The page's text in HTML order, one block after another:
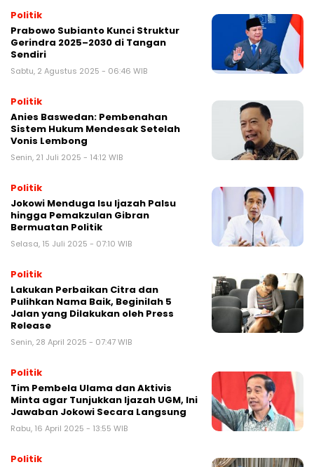
Politik
Prabowo Subianto Kunci Struktur
Gerindra 2025–2030 di Tangan
Sendiri
Sabtu, 2 Agustus 2025 - 06:46 WIB
Politik
Anies Baswedan: Pembenahan
Sistem Hukum Mendesak Setelah
Vonis Lembong
Senin, 21 Juli 2025 - 14:12 WIB
Politik
Jokowi Menduga Isu Ijazah Palsu
hingga Pemakzulan Gibran
Bermuatan Politik
Selasa, 15 Juli 2025 - 07:10 WIB
Politik
Lakukan Perbaikan Citra dan
Pulihkan Nama Baik, Beginilah 5
Jalan yang Dilakukan oleh Press
Release
Senin, 28 April 2025 - 07:47 WIB
Politik
Tim Pembela Ulama dan Aktivis
Minta agar Tunjukkan Ijazah UGM, Ini
Jawaban Jokowi Secara Langsung
Rabu, 16 April 2025 - 13:55 WIB
Politik